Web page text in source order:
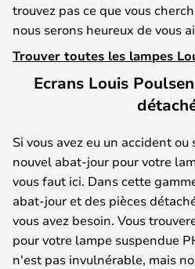
trouvez pas ce que vous
nous serons heureux de vous
Trouver toutes les lampes
Ecrans Louis
Si vous avez eu un accident
nouvel abat-jour pour votre
vous faut ici. Dans cette
abat-jour et des pièces
vous avez besoin. Vous
pour votre lampe suspendue
n'est pas invulnérable, mais